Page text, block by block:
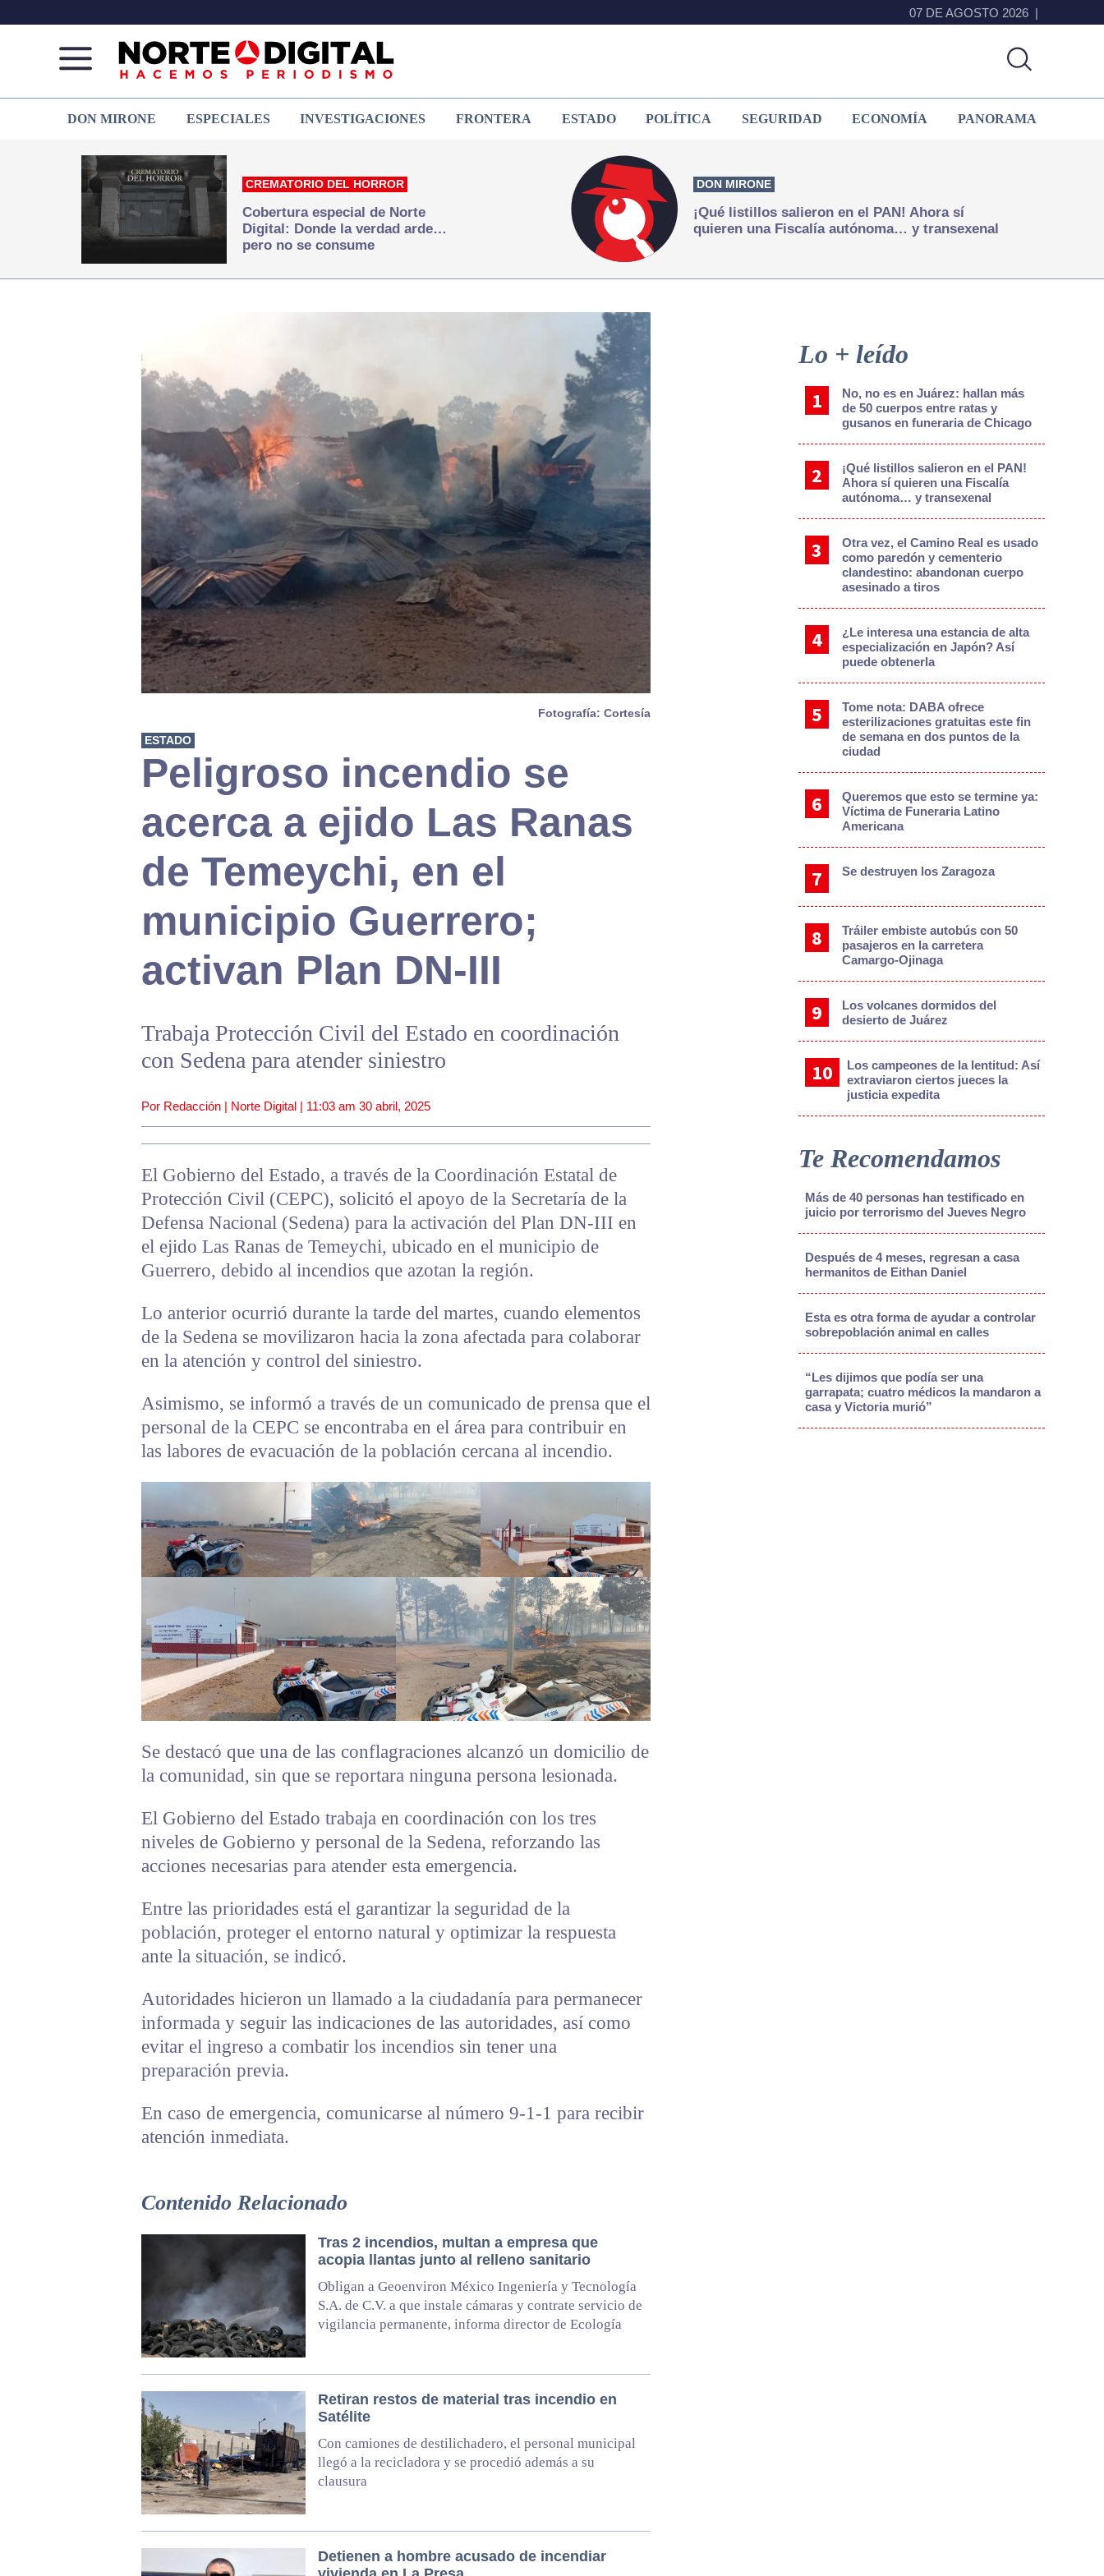
07 DE AGOSTO 2026
de
Juárez
que
hacemos periodismo
DON MIRONE ESPECIALES INVESTIGACIONES FRONTERA ESTADO POLÍTICA SEGURIDAD ECONOMÍA PANORAMA
CREMATORIO DEL HORROR
Cobertura especial de Norte
Digital: Donde la verdad arde…
pero no se consume
DON MIRONE
¡Qué listillos salieron en el PAN! Ahora sí
quieren una Fiscalía autónoma… y transexenal
Fotografía: Cortesía
ESTADO
Peligroso incendio se
acerca a ejido Las Ranas
de Temeychi, en el
municipio Guerrero;
activan Plan DN-III
Trabaja Protección Civil del Estado en coordinación
con Sedena para atender siniestro
Por Redacción | Norte Digital | 11:03 am 30 abril, 2025
El Gobierno del Estado, a través de la Coordinación Estatal de
Protección Civil (CEPC), solicitó el apoyo de la Secretaría de la
Defensa Nacional (Sedena) para la activación del Plan DN-III en
el ejido Las Ranas de Temeychi, ubicado en el municipio de
Guerrero, debido al incendios que azotan la región.
Lo anterior ocurrió durante la tarde del martes, cuando elementos
de la Sedena se movilizaron hacia la zona afectada para colaborar
en la atención y control del siniestro.
Asimismo, se informó a través de un comunicado de prensa que el
personal de la CEPC se encontraba en el área para contribuir en
las labores de evacuación de la población cercana al incendio.
Se destacó que una de las conflagraciones alcanzó un domicilio de
la comunidad, sin que se reportara ninguna persona lesionada.
El Gobierno del Estado trabaja en coordinación con los tres
niveles de Gobierno y personal de la Sedena, reforzando las
acciones necesarias para atender esta emergencia.
Entre las prioridades está el garantizar la seguridad de la
población, proteger el entorno natural y optimizar la respuesta
ante la situación, se indicó.
Autoridades hicieron un llamado a la ciudadanía para permanecer
informada y seguir las indicaciones de las autoridades, así como
evitar el ingreso a combatir los incendios sin tener una
preparación previa.
En caso de emergencia, comunicarse al número 9-1-1 para recibir
atención inmediata.
Contenido Relacionado
Tras 2 incendios, multan a empresa que
acopia llantas junto al relleno sanitario
Obligan a Geoenviron México Ingeniería y Tecnología
S.A. de C.V. a que instale cámaras y contrate servicio de
vigilancia permanente, informa director de Ecología
Retiran restos de material tras incendio en
Satélite
Con camiones de destilichadero, el personal municipal
llegó a la recicladora y se procedió además a su
clausura
Detienen a hombre acusado de incendiar
Sidebar
Lo + leído
No, no es en Juárez: hallan más
de 50 cuerpos entre ratas y
gusanos en funeraria de Chicago
¡Qué listillos salieron en el PAN!
Ahora sí quieren una Fiscalía
autónoma… y transexenal
Otra vez, el Camino Real es usado
como paredón y cementerio
clandestino: abandonan cuerpo
asesinado a tiros
¿Le interesa una estancia de alta
especialización en Japón? Así
puede obtenerla
Tome nota: DABA ofrece
esterilizaciones gratuitas este fin
de semana en dos puntos de la
ciudad
Queremos que esto se termine ya:
Víctima de Funeraria Latino
Americana
Se destruyen los Zaragoza
Tráiler embiste autobús con 50
pasajeros en la carretera
Camargo-Ojinaga
Los volcanes dormidos del
desierto de Juárez
Los campeones de la lentitud: Así
extraviaron ciertos jueces la
justicia expedita
Te Recomendamos
Más de 40 personas han testificado en
juicio por terrorismo del Jueves Negro
Después de 4 meses, regresan a casa
hermanitos de Eithan Daniel
Esta es otra forma de ayudar a controlar
sobrepoblación animal en calles
“Les dijimos que podía ser una
garrapata; cuatro médicos la mandaron a
casa y Victoria murió”